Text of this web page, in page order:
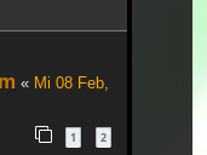
« Mi 08 Feb,
1 2